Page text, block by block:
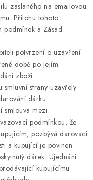
zaslaného na emailovou
Přílohu tohoto
a Zásad
potvrzení o uzavření
době po jejím
zboží.
smluvní strany uzavřely
dárku
smlouva mezi
podmínkou, že
pozbývá darovací
a kupující je povinen
dárek. Ujednání
kupujícímu